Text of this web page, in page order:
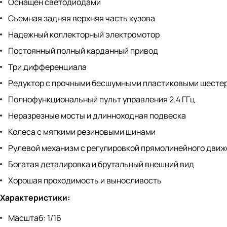
Съемная задняя верхняя часть кузова
Надежный коллекторный электромотор
Постоянный полный карданный привод
Три дифференциала
Редуктор с прочными бесшумными пластиковыми
Полнофункциональный пульт управления 2.4 ГГц
Неразрезные мосты и длинноходная подвеска
Колеса с мягкими резиновыми шинами
Рулевой механизм с регулировкой прямолинейного
Богатая деталировка и брутальный внешний вид
Хорошая проходимость и выносливость
Характеристики:
Масштаб: 1/16